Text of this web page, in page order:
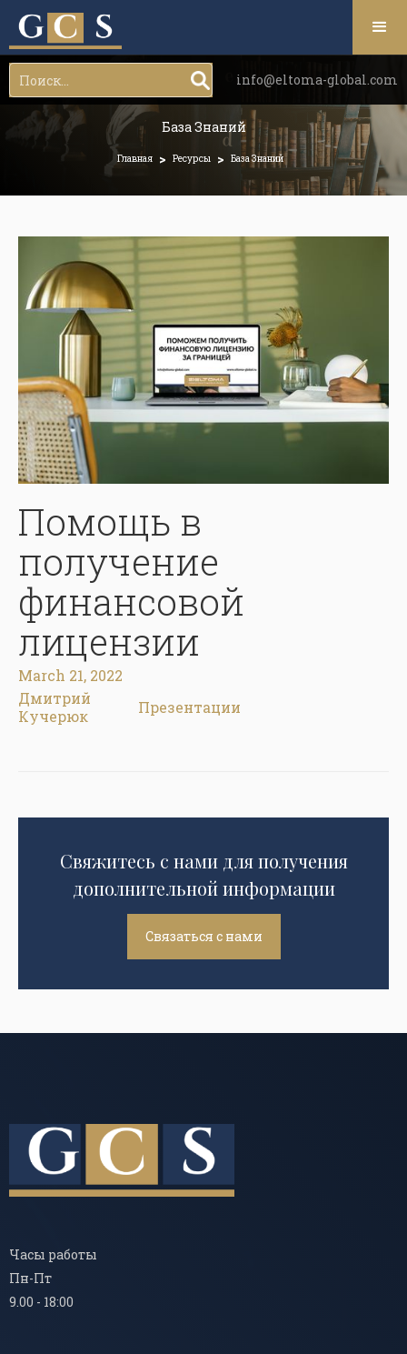
info@eltoma-global.com
База Знаний
Главная > Ресурсы > База Знаний
Помощь в
получение
финансовой
лицензии
March 21, 2022
Дмитрий
Кучерюк
Презентации
Свяжитесь с нами для получения
дополнительной информации
Связаться с нами
Часы работы
Пн-Пт
9.00 - 18:00